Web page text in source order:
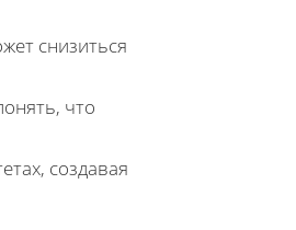
снизиться
что
создавая